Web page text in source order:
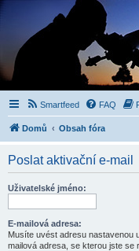
Smartfeed FAQ
Domů Obsah fóra
Poslat aktivační e-mail
Uživatelské jméno:
E-mailová adresa:
Musíte uvést adresu nastavenou
mailová adresa, se kterou jste se